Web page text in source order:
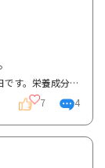
食品を購入する際に栄養成分表示をみて購入する毎日です。栄養成分表示に脂質のみの場合と、脂質でもコ...
7 4